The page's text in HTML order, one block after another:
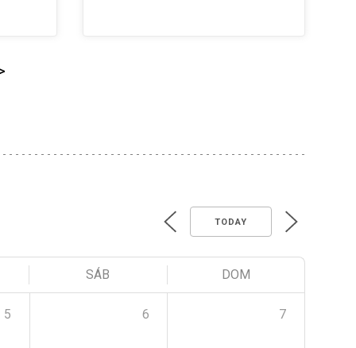
TODAY
SÁB DOM
5 6 7